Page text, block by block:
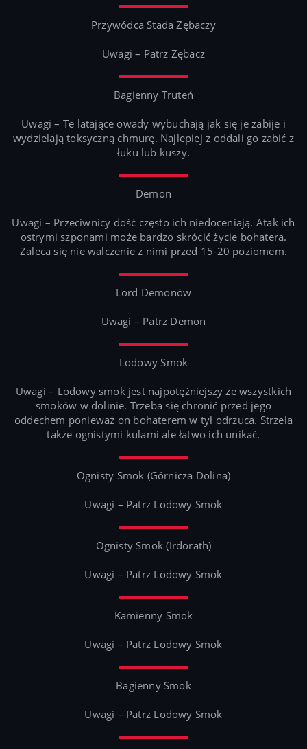
Przywódca Stada Zębaczy
Uwagi – Patrz Zębacz
Bagienny Truteń
Uwagi – Te latające owady wybuchają jak się je zabije i
wydzielają toksyczną chmurę. Najlepiej z oddali go zabić z
łuku lub kuszy.
Demon
Uwagi – Przeciwnicy dość często ich niedoceniają. Atak ich
ostrymi szponami może bardzo skrócić życie bohatera.
Zaleca się nie walczenie z nimi przed 15-20 poziomem.
Lord Demonów
Uwagi – Patrz Demon
Lodowy Smok
Uwagi – Lodowy smok jest najpotężniejszy ze wszystkich
smoków w dolinie. Trzeba się chronić przed jego
oddechem ponieważ on bohaterem w tył odrzuca. Strzela
także ognistymi kulami ale łatwo ich unikać.
Ognisty Smok (Górnicza Dolina)
Uwagi – Patrz Lodowy Smok
Ognisty Smok (Irdorath)
Uwagi – Patrz Lodowy Smok
Kamienny Smok
Uwagi – Patrz Lodowy Smok
Bagienny Smok
Uwagi – Patrz Lodowy Smok